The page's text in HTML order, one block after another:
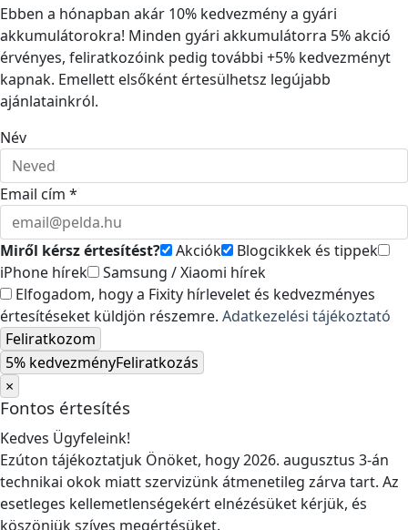
Ebben a hónapban akár 10% kedvezmény a gyári
akkumulátorokra! Minden gyári akkumulátorra 5% akció
érvényes, feliratkozóink pedig további +5% kedvezményt
kapnak. Emellett elsőként értesülhetsz legújabb
ajánlatainkról.
Név
Email cím *
Miről kérsz értesítést? Akciók
Blogcikkek és tippek
iPhone hírek
Samsung / Xiaomi hírek
Elfogadom, hogy a Fixity hírlevelet és kedvezményes
értesítéseket küldjön részemre. Adatkezelési tájékoztató
Feliratkozom
5% kedvezményFeliratkozás
×
Fontos értesítés
Kedves Ügyfeleink!
Ezúton tájékoztatjuk Önöket, hogy 2026. augusztus 3-án
technikai okok miatt szervizünk átmenetileg zárva tart. Az
esetleges kellemetlenségekért elnézésüket kérjük, és
köszönjük szíves megértésüket.